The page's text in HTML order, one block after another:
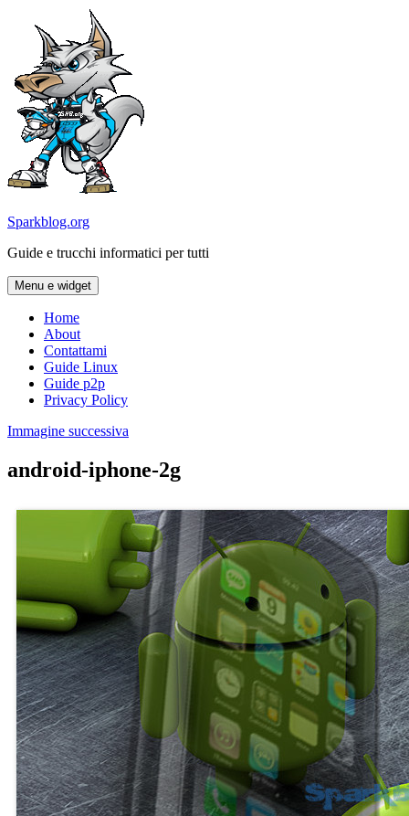
contenuto
Sparkblog.org
Guide e trucchi informatici per tutti
Menu e widget
Home
About
Contattami
Guide Linux
Guide p2p
Privacy Policy
Immagine successiva
android-iphone-2g